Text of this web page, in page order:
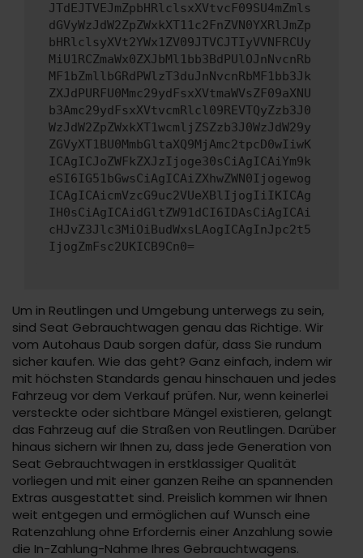
JTdEJTVEJmZpbHRlclsxXVtvcF09SU4mZmls
dGVyWzJdW2ZpZWxkXT11c2FnZVN0YXRlJmZp
bHRlclsyXVt2YWx1ZV09JTVCJTIyVVNFRCUy
MiU1RCZmaWx0ZXJbMl1bb3BdPUlOJnNvcnRb
MF1bZmllbGRdPWlzT3duJnNvcnRbMF1bb3Jk
ZXJdPURFU0Mmc29ydFsxXVtmaWVsZF09aXNU
b3Amc29ydFsxXVtvcmRlcl09REVTQyZzb3J0
WzJdW2ZpZWxkXT1wcmljZSZzb3J0WzJdW29y
ZGVyXT1BU0MmbGltaXQ9MjAmc2tpcD0wIiwK
ICAgICJoZWFkZXJzIjoge30sCiAgICAiYm9k
eSI6IG51bGwsCiAgICAiZXhwZWN0Ijogewog
ICAgICAicmVzcG9uc2VUeXBlIjogIiIKICAg
IH0sCiAgICAidGltZW91dCI6IDAsCiAgICAi
cHJvZ3Jlc3MiOiBudWxsLAogICAgInJpc2t5
IjogZmFsc2UKICB9Cn0=
Um in Reutlingen und Umgebung unterwegs zu sein,
sind Seat Gebrauchtwagen genau das Richtige. Wir
vom Autohaus Daub sorgen dafür, dass Sie rundum
sicher kaufen. Wie das geht? Ganz einfach, indem wir
mit höchsten Standards genau hinschauen und jedes
Fahrzeug vor dem Verkauf prüfen. Nur, wenn keinerlei
versteckte oder sichtbare Mängel existieren, gelangt
das Fahrzeug auf die Straßen von Reutlingen. Darüber
hinaus sichern wir Ihnen zu, dass jede Generation von
Seat Gebrauchtwagen in erstklassiger Qualität
vorliegen und mit einer ganzen Reihe an spannenden
Extras ausgestattet sind. Preislich kommen wir Ihnen
weit entgegen und ermöglichen auf Wunsch eine
Ratenzahlung ohne Erfordernis einer Anzahlung sowie
die In-Zahlung-Nahme Ihres Gebrauchtwagens.